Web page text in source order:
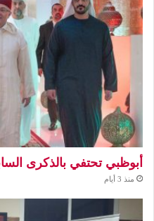
أبوظبي تحتفي بالذكرى
منذ 3 أيام